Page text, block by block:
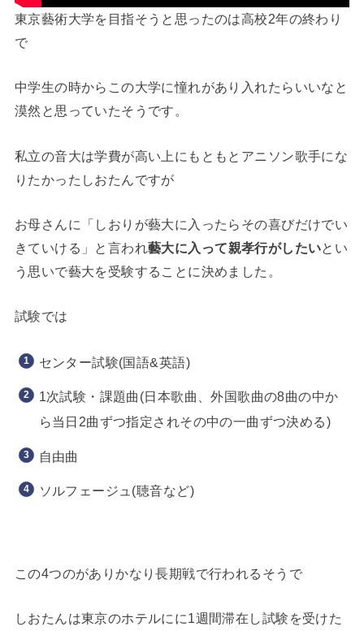
東京藝術大学を目指そうと思ったのは高校2年の終わり
で
中学生の時からこの大学に憧れがあり入れたらいいなと
漠然と思っていたそうです。
私立の音大は学費が高い上にもともとアニソン歌手にな
りたかったしおたんですが
お母さんに「しおりが藝大に入ったらその喜びだけでい
きていける」と言われ藝大に入って親孝行がしたいとい
う思いで藝大を受験することに決めました。
試験では
センター試験(国語&英語)
1次試験・課題曲(日本歌曲、外国歌曲の8曲の中か
ら当日2曲ずつ指定されその中の一曲ずつ決める)
自由曲
ソルフェージュ(聴音など)
この4つのがありかなり長期戦で行われるそうで
しおたんは東京のホテルにに1週間滞在し試験を受けた